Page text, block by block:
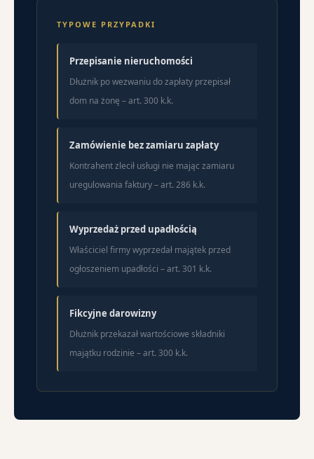
TYPOWE PRZYPADKI
Przepisanie nieruchomości
Dłużnik po wezwaniu do zapłaty przepisał
dom na żonę – art. 300 k.k.
Zamówienie bez zamiaru zapłaty
Kontrahent zlecił usługi nie mając zamiaru
uregulowania faktury – art. 286 k.k.
Wyprzedaż przed upadłością
Właściciel firmy wyprzedał majątek przed
ogłoszeniem upadłości – art. 301 k.k.
Fikcyjne darowizny
Dłużnik przekazał wartościowe składniki
majątku rodzinie – art. 300 k.k.